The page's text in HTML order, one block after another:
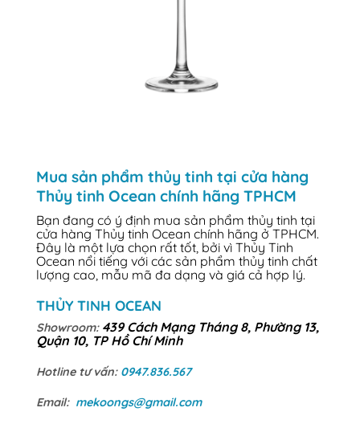
Mua sản phẩm thủy tinh tại cửa hàng
Thủy tinh Ocean chính hãng TPHCM
Bạn đang có ý định mua sản phẩm thủy tinh tại
cửa hàng Thủy tinh Ocean chính hãng ở TPHCM.
Đây là một lựa chọn rất tốt, bởi vì Thủy Tinh
Ocean nổi tiếng với các sản phẩm thủy tinh chất
lượng cao, mẫu mã đa dạng và giá cả hợp lý.
THỦY TINH OCEAN
Showroom: 439 Cách Mạng Tháng 8, Phường 13,
Quận 10, TP Hồ Chí Minh
Hotline tư vấn: 0947.836.567
Email: mekoongs@gmail.com